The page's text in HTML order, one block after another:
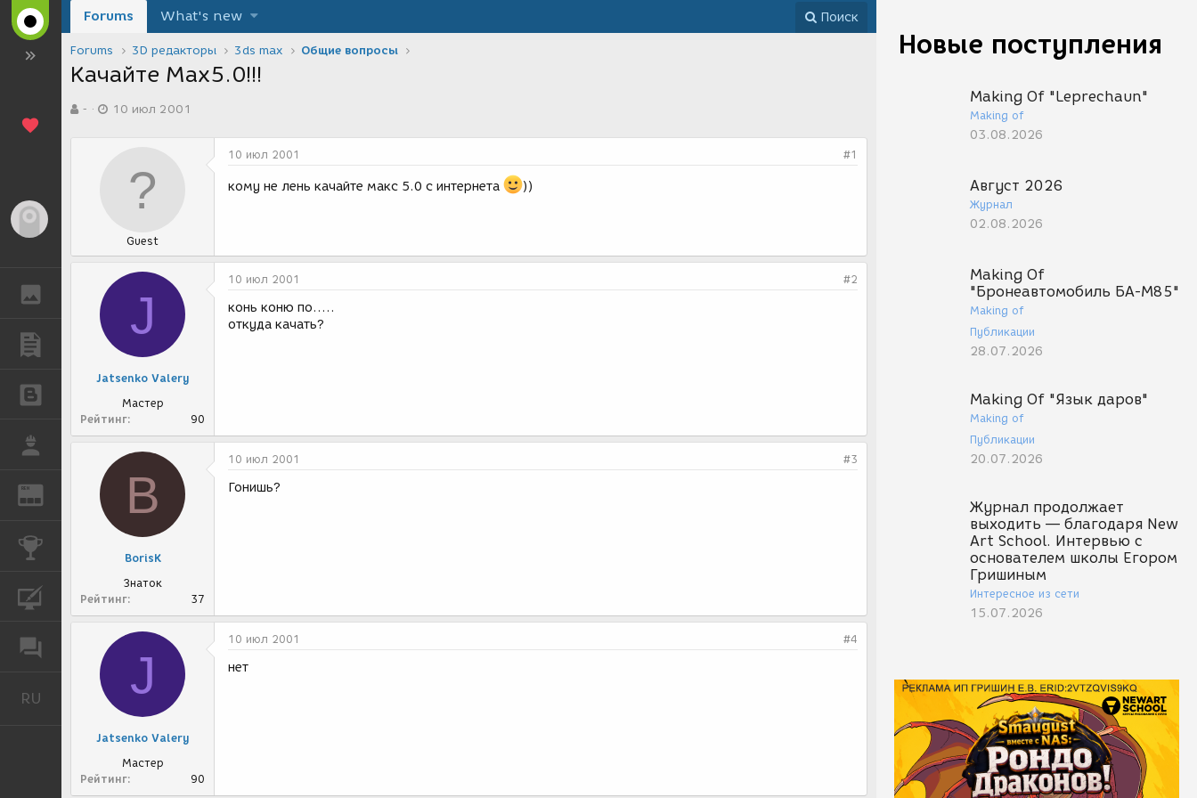
ГАЛЕРЕЯ
ПУБЛИКАЦИИ
REN ЖУРНАЛ
КУРСЫ
ФОРУМ
RU Русский
Новые поступления
Making Of "Leprechaun"
Making of
03.08.2026
Август 2026
Журнал
02.08.2026
Making Of
"Бронеавтомобиль БА-М85"
Making of
Публикации
28.07.2026
Making Of "Язык даров"
Making of
Публикации
20.07.2026
Журнал продолжает
выходить — благодаря New
Art School. Интервью с
основателем школы Егором
Гришиным
Интересное из сети
15.07.2026
Forums What's new Поиск
Forums 3D редакторы 3ds max Общие вопросы
Качайте Max5.0!!!
в-
а
и
10 июл 2001
Guest
10 июл 2001 #1
кому не лень качайте макс 5.0 с интернета ))
J
Jatsenko Valery
Мастер
Рейтинг
90
10 июл 2001 #2
конь коню по.....
откуда качать?
B
BorisK
Знаток
Рейтинг
37
10 июл 2001 #3
Гонишь?
J
Jatsenko Valery
Мастер
Рейтинг
90
10 июл 2001 #4
нет